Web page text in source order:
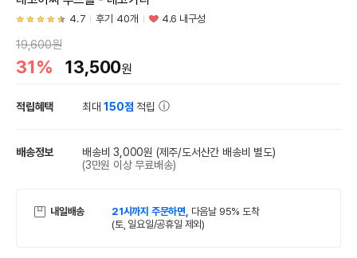
4.7 후기 40개 4.6 내구성
19,600원
31% 13,500원
적립혜택 최대150점 적립
배송정보 배송비 3,000원 (제주/도서산간 배송비 별도)
(3만원 이상 무료배송)
내일배송 21시까지 주문하면, 다음날 95% 도착
(토, 일요일/공휴일 제외)